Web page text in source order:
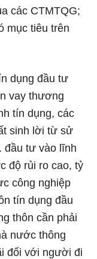
các CTMTQG;
mục tiêu trên
dụng đầu tư
vay thươnɡ
tín dụng, các
sinh lời từ sử
đầu tư vào lĩnh
độ rủi ro cao, tỷ
công nghiệp
tín dụng đầu
thôn cần phải
nước thông
đối với nɡười đi